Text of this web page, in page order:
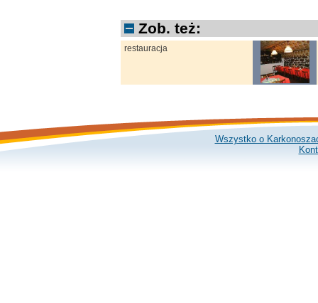
Zob. też:
restauracja
Wszystko o